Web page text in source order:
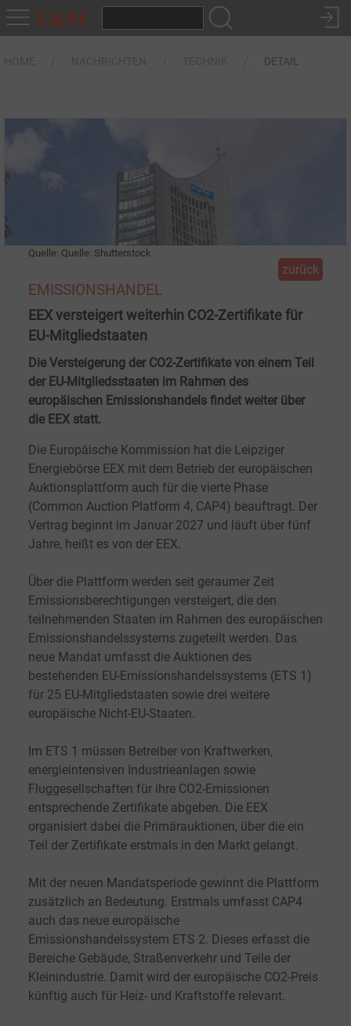
DETAIL
Quelle: Quelle: Shutterstock
zurück
EMISSIONSHANDEL
EEX versteigert weiterhin CO2-Zertifikate für
EU-Mitgliedstaaten
Die Versteigerung der CO2-Zertifikate von einem Teil
der EU-Mitgliedsstaaten im Rahmen des
europäischen Emissionshandels findet weiter über
die EEX statt.
Die Europäische Kommission hat die Leipziger
Energiebörse EEX mit dem Betrieb der europäischen
Auktionsplattform auch für die vierte Phase
(Common Auction Platform 4, CAP4) beauftragt. Der
Vertrag beginnt im Januar 2027 und läuft über fünf
Jahre, heißt es von der EEX.
Über die Plattform werden seit geraumer Zeit
Emissionsberechtigungen versteigert, die den
teilnehmenden Staaten im Rahmen des europäischen
Emissionshandelssystems zugeteilt werden. Das
neue Mandat umfasst die Auktionen des
bestehenden EU-Emissionshandelssystems (ETS 1)
für 25 EU-Mitgliedstaaten sowie drei weitere
europäische Nicht-EU-Staaten.
Im ETS 1 müssen Betreiber von Kraftwerken,
energieintensiven Industrieanlagen sowie
Fluggesellschaften für ihre CO2-Emissionen
entsprechende Zertifikate abgeben. Die EEX
organisiert dabei die Primärauktionen, über die ein
Teil der Zertifikate erstmals in den Markt gelangt.
Mit der neuen Mandatsperiode gewinnt die Plattform
zusätzlich an Bedeutung. Erstmals umfasst CAP4
auch das neue europäische
Emissionshandelssystem ETS 2. Dieses erfasst die
Bereiche Gebäude, Straßenverkehr und Teile der
Kleinindustrie. Damit wird der europäische CO2-Preis
künftig auch für Heiz- und Kraftstoffe relevant.